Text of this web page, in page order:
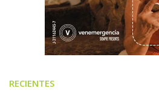
RECIENTES